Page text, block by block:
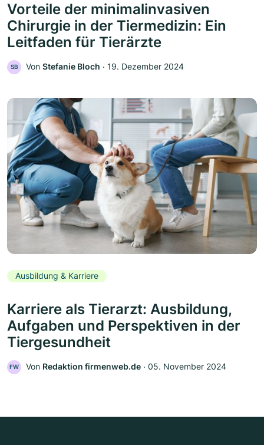
Vorteile der minimalinvasiven
Chirurgie in der Tiermedizin: Ein
Leitfaden für Tierärzte
SB Von Stefanie Bloch ‧ 19. Dezember 2024
Ausbildung & Karriere
Karriere als Tierarzt: Ausbildung,
Aufgaben und Perspektiven in der
Tiergesundheit
FW Von Redaktion firmenweb.de ‧ 05. November 2024